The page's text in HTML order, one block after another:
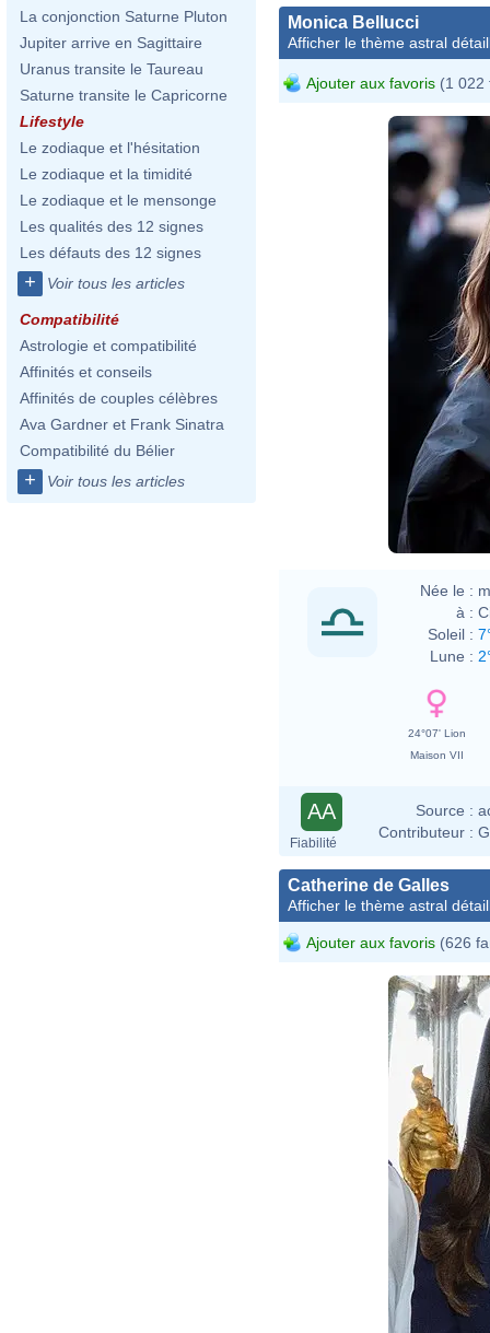
La conjonction Saturne Pluton
Jupiter arrive en Sagittaire
Uranus transite le Taureau
Saturne transite le Capricorne
Lifestyle
Le zodiaque et l'hésitation
Le zodiaque et la timidité
Le zodiaque et le mensonge
Les qualités des 12 signes
Les défauts des 12 signes
+ Voir tous les articles
Compatibilité
Astrologie et compatibilité
Affinités et conseils
Affinités de couples célèbres
Ava Gardner et Frank Sinatra
Compatibilité du Bélier
+ Voir tous les articles
Monica Bellucci
Afficher le thème astral
Ajouter aux favoris (1 022
Née le :
à :
Soleil :
Lune :
24°07' Lion
Maison VII
AA
Fiabilité
Source :
Contributeur :
Catherine de Galles
Afficher le thème astral
Ajouter aux favoris (626